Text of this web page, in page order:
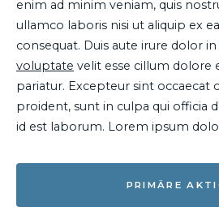
enim ad minim veniam, quis
ullamco laboris nisi ut aliquip ex
consequat. Duis aute irure dolor
voluptate velit esse cillum dolore
pariatur. Excepteur sint occaecat
proident, sunt in culpa qui officia
id est laborum. Lorem ipsum
PRIMÄRE